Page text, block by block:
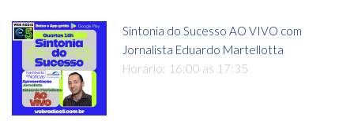
Sintonia do Sucesso AO VIVO com
Jornalista Eduardo Martellotta
Horário: 16:00 as 17:35